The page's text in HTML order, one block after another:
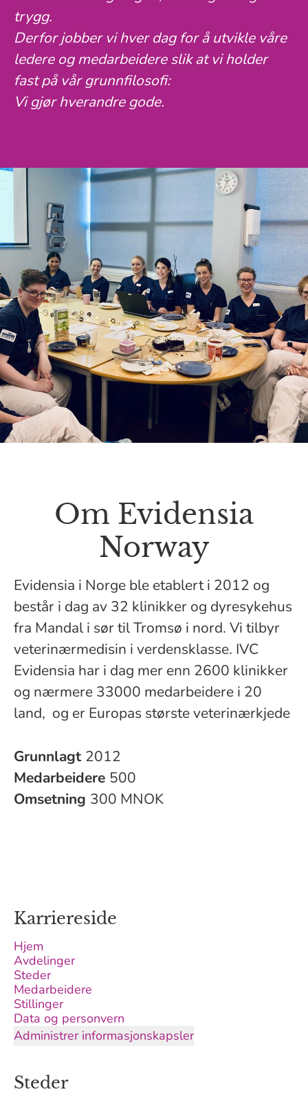
trygg.
Derfor jobber vi hver dag for å utvikle våre
ledere og medarbeidere slik at vi holder
fast på vår grunnfilosofi:
Vi gjør hverandre gode.
Om Evidensia
Norway
Evidensia i Norge ble etablert i 2012 og
består i dag av 32 klinikker og dyresykehus
fra Mandal i sør til Tromsø i nord. Vi tilbyr
veterinærmedisin i verdensklasse. IVC
Evidensia har i dag mer enn 2600 klinikker
og nærmere 33000 medarbeidere i 20
land, og er Europas største veterinærkjede
Grunnlagt 2012
Medarbeidere 500
Omsetning 300 MNOK
Karriereside
Hjem
Avdelinger
Steder
Medarbeidere
Stillinger
Data og personvern
Administrer informasjonskapsler
Steder